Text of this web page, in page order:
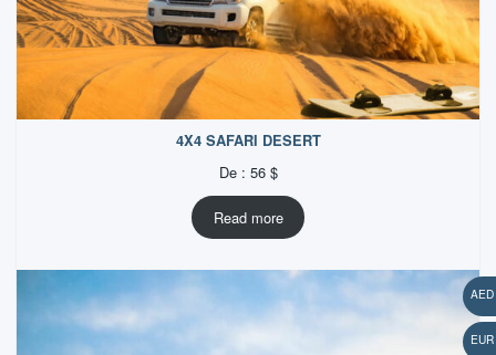
4X4 SAFARI DESERT
De : 56 $
Read more